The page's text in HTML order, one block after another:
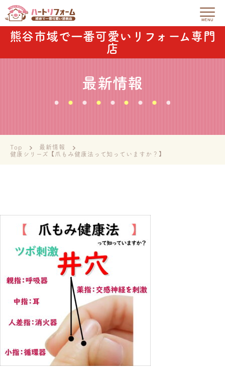
熊谷市域で一番可愛いリフォーム専門
店
最新情報
Top
最新情報
健康シリーズ【爪もみ健康法って知っていますか？】